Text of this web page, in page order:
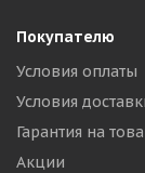
Покупателю
Условия оплаты
Условия
Гарантия на
Акции